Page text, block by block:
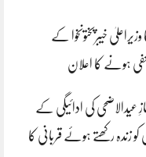
خیبرپختونخوا کے
ہونے کا اعلان
عیدالاضحی کی ادائیگی کے
زندہ رکھتے ہوئے قربانی کا